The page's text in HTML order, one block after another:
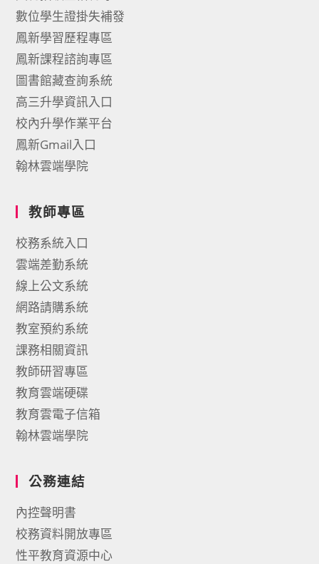
數位學生證掛失補發
鳳新學習歷程專區
鳳新課程諮詢專區
圖書館藏查詢系統
高三升學資訊入口
校內升學作業平台
鳳新Gmail入口
翰林雲端學院
教師專區
校務系統入口
雲端差勤系統
線上公文系統
網路請購系統
教室預約系統
課務相關資訊
教師研習專區
教育雲端硬碟
教育雲電子信箱
翰林雲端學院
公務連結
內控聲明書
校務資料開放專區
性平教育資源中心